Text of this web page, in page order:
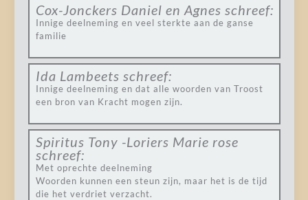
Cox-Jonckers Daniel en Agnes schreef:
Innige deelneming en veel sterkte aan de ganse
familie
Ida Lambeets schreef:
Innige deelneming en dat alle woorden van Troost
een bron van Kracht mogen zijn.
Spiritus Tony -Loriers Marie rose
schreef:
Met oprechte deelneming
Woorden kunnen een steun zijn, maar het is de tijd
die het verdriet verzacht.